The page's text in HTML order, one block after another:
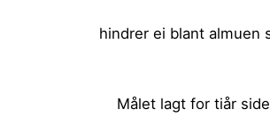
hindrer ei blant almuen
Målet lagt for tiår